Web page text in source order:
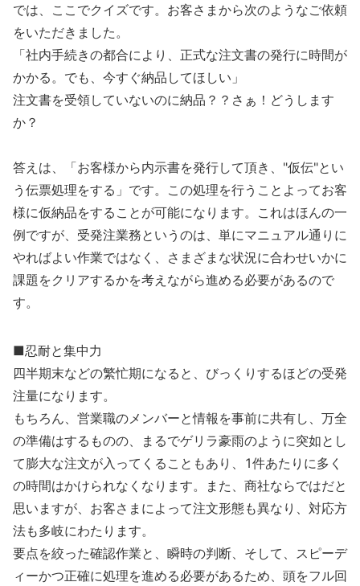
では、ここでクイズです。お客さまから次のようなご依頼
をいただきました。
「社内手続きの都合により、正式な注文書の発行に時間が
かかる。でも、今すぐ納品してほしい」
注文書を受領していないのに納品？？さぁ！どうします
か？
答えは、「お客様から内示書を発行して頂き、"仮伝"とい
う伝票処理をする」です。この処理を行うことよってお客
様に仮納品をすることが可能になります。これはほんの一
例ですが、受発注業務というのは、単にマニュアル通りに
やればよい作業ではなく、さまざまな状況に合わせいかに
課題をクリアするかを考えながら進める必要があるので
す。
■忍耐と集中力
四半期末などの繁忙期になると、びっくりするほどの受発
注量になります。
もちろん、営業職のメンバーと情報を事前に共有し、万全
の準備はするものの、まるでゲリラ豪雨のように突如とし
て膨大な注文が入ってくることもあり、1件あたりに多く
の時間はかけられなくなります。また、商社ならではだと
思いますが、お客さまによって注文形態も異なり、対応方
法も多岐にわたります。
要点を絞った確認作業と、瞬時の判断、そして、スピーデ
ィーかつ正確に処理を進める必要があるため、頭をフル回